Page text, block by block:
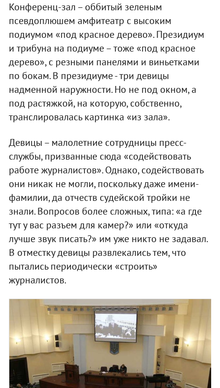
Конференц-зал – оббитый зеленым
псевдоплюшем амфитеатр с высоким
подиумом «под красное дерево». Президиум
и трибуна на подиуме – тоже «под красное
дерево», с резными панелями и виньетками
по бокам. В президиуме - три девицы
надменной наружности. Но не под окном, а
под растяжкой, на которую, собственно,
транслировалась картинка «из зала».
Девицы – малолетние сотрудницы пресс-
службы, призванные сюда «содействовать
работе журналистов». Однако, содействовать
они никак не могли, поскольку даже имени-
фамилии, да отчеств судейской тройки не
знали. Вопросов более сложных, типа: «а где
тут у вас разъем для камер?» или «откуда
лучше звук писать?» им уже никто не задавал.
В отместку девицы развлекались тем, что
пытались периодически «строить»
журналистов.